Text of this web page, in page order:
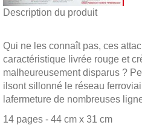
Description du produit
Qui ne les connaît pas, ces
caractéristique livrée rouge et
malheureusement disparus ?
ilsont sillonné le réseau
lafermeture de nombreuses
14 pages - 44 cm x 31 cm